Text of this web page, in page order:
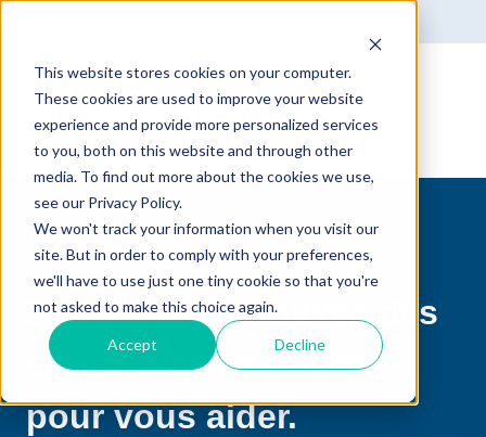
This website stores cookies on your computer.
These cookies are used to improve your website
experience and provide more personalized services
to you, both on this website and through other
media. To find out more about the cookies we use,
see our Privacy Policy.
We won't track your information when you visit our
site. But in order to comply with your preferences,
we'll have to use just one tiny cookie so that you're
not asked to make this choice again.
Accept Decline
Bienvenue ! Trouvez des
conseils et des outils
pour vous aider.